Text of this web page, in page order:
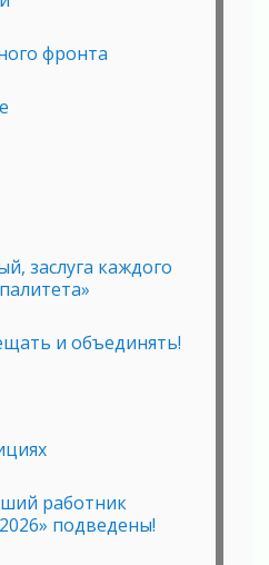
фронта
заслуга каждого
и объединять!
работник
подведены!